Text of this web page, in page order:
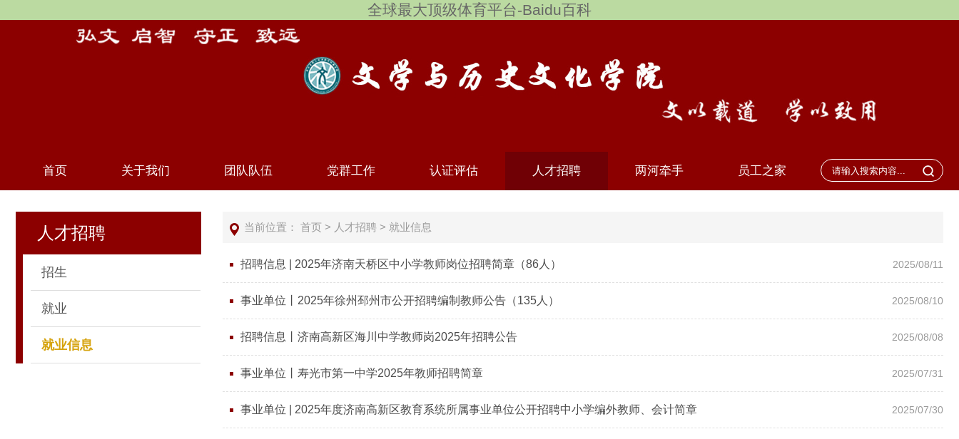
全球最大顶级体育平台-Baidu百科
首页 关于我们 团队队伍 党群工作 认证评估 人才招聘 两河牵手 员工之家
人才招聘
招生
就业
就业信息
当前位置： 首页 > 人才招聘 > 就业信息
招聘信息 | 2025年济南天桥区中小学教师岗位招聘简章（86人） 2025/08/11
事业单位丨2025年徐州邳州市公开招聘编制教师公告（135人） 2025/08/10
招聘信息丨济南高新区海川中学教师岗2025年招聘公告 2025/08/08
事业单位丨寿光市第一中学2025年教师招聘简章 2025/07/31
事业单位 | 2025年度济南高新区教育系统所属事业单位公开招聘中小学编外教师、会计简章 2025/07/30